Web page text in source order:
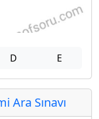
D E
Ara Sınavı